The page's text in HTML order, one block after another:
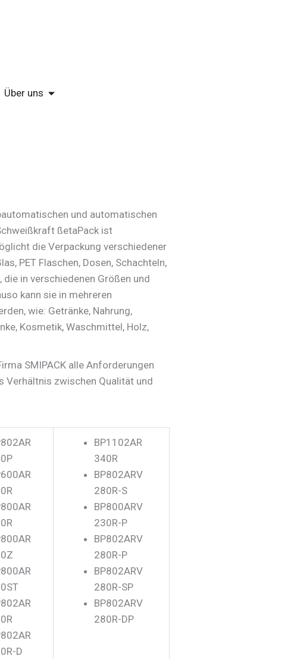
Über uns
und automatischen
ßetaPack ist
die Verpackung verschiedener
PET Flaschen, Dosen, Schachteln,
in verschiedenen Größen und
kann sie in mehreren
wie: Getränke, Nahrung,
Kosmetik, Waschmittel, Holz,
SMIPACK alle Anforderungen
Verhältnis zwischen Qualität und
D
BP1102AR
340R
BP802ARV
280R-S
BP800ARV
230R-P
BP802ARV
280R-P
BP802ARV
280R-SP
BP802ARV
280R-DP